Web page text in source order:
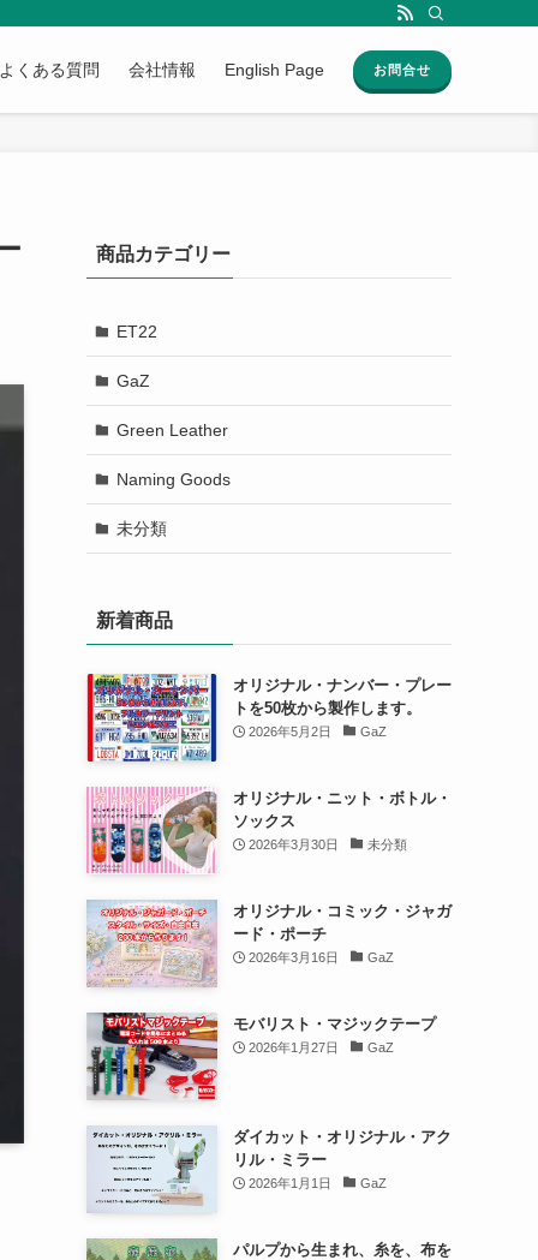
よくある質問 会社情報 English Page お問合せ
商品カテゴリー
ET22
GaZ
Green Leather
Naming Goods
未分類
新着商品
オリジナル・ナンバー・プレー
トを50枚から製作します。
2026年5月2日 GaZ
オリジナル・ニット・ボトル・
ソックス
2026年3月30日 未分類
オリジナル・コミック・ジャガ
ード・ポーチ
2026年3月16日 GaZ
モバリスト・マジックテープ
2026年1月27日 GaZ
ダイカット・オリジナル・アク
リル・ミラー
2026年1月1日 GaZ
パルプから生まれ、糸を、布を